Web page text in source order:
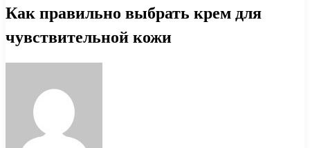
Как правильно выбрать крем для
чувствительной кожи